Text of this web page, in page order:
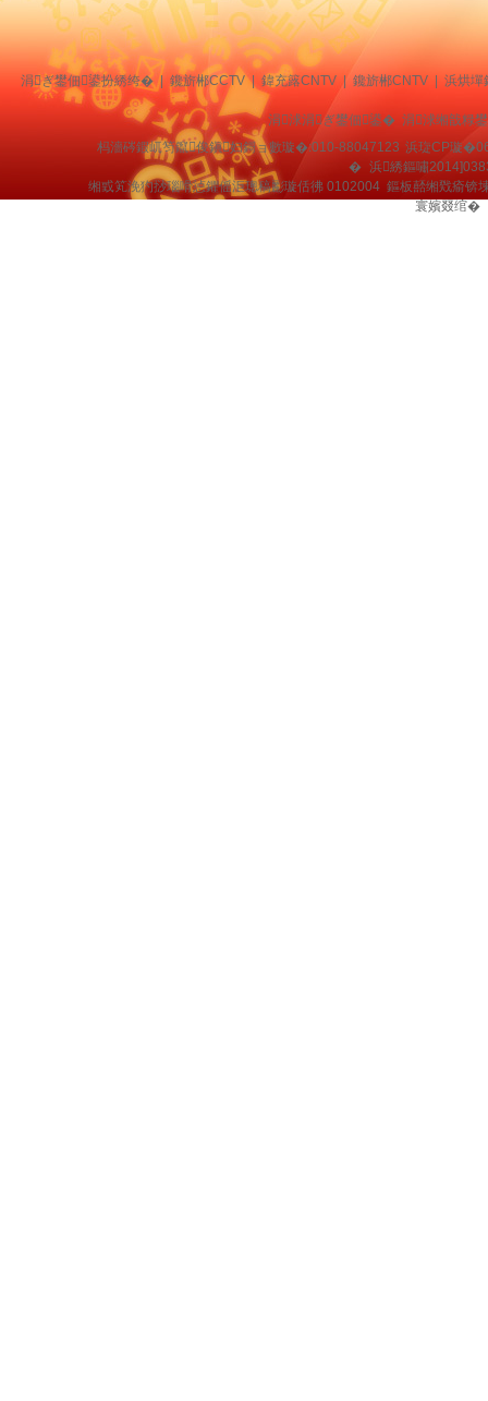
涓ぎ鐢佃鍙扮綉绔� | 鑱旂郴CCTV | 鍏充簬CNTV 鑱旂郴CNTV 浜烘墠
涓浗涓ぎ鐢佃鍙� 涓浗缃戠粶
杩濇硶鍜屼笉鑹俊鎭妇鎶ョ數璇�:010-88047123 浜琁CP璇
� 浜綉鏂嘯
缃戜笂浼犳挱瑙嗗惉鑺傜洰璁稿彲璇佸彿 0102004 鏂板嚭缃戣瘉
寰嬪叕绾�